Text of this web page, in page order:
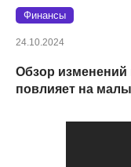
Финансы
24.10.2024
Обзор изменений
повлияет на